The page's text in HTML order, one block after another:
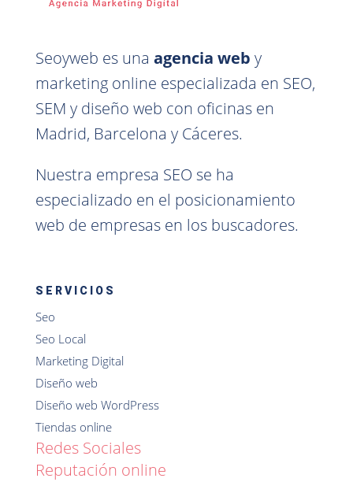
Seoyweb es una agencia web y
marketing online especializada en SEO,
SEM y diseño web con oficinas en
Madrid, Barcelona y Cáceres.
Nuestra empresa SEO se ha
especializado en el posicionamiento
web de empresas en los buscadores.
SERVICIOS
Seo
Seo Local
Marketing Digital
Diseño web
Diseño web WordPress
Tiendas online
Redes Sociales
Reputación online